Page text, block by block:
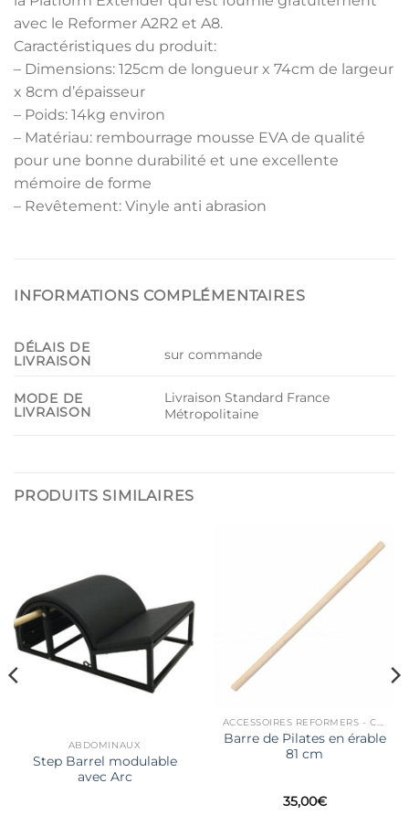
avec le Reformer A2R2 et A8.
Caractéristiques du produit:
– Dimensions: 125cm de longueur x 74cm de largeur
x 8cm d’épaisseur
– Poids: 14kg environ
– Matériau: rembourrage mousse EVA de qualité
pour une bonne durabilité et une excellente
mémoire de forme
– Revêtement: Vinyle anti abrasion
INFORMATIONS COMPLÉMENTAIRES
DÉLAIS DE
LIVRAISON
sur commande
MODE DE
LIVRAISON
Livraison Standard France
Métropolitaine
PRODUITS SIMILAIRES
ABDOMINAUX
Step Barrel modulable
avec Arc
ACCESSOIRES REFORMERS - CHAIRS...
Barre de Pilates en érable
81 cm
35,00€